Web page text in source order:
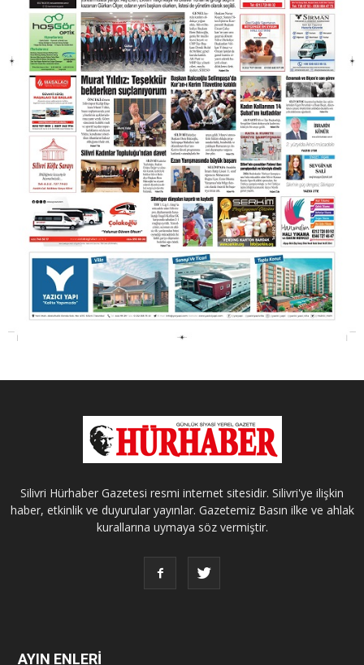
Silivri Hürhaber Gazetesi resmi internet sitesidir. Silivri'ye ilişkin
haber, etkinlik ve duyurular yayınlar. Gazetemiz Basın ilke ve ahlak
kurallarına uymaya söz vermiştir.
AYIN ENLERİ